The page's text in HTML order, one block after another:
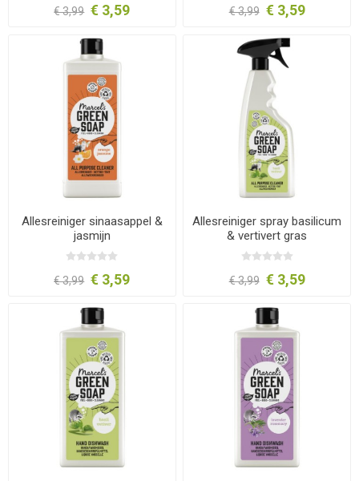
€ 3,99 € 3,59 € 3,99 € 3,59
Allesreiniger sinaasappel &
jasmijn
€ 3,99 € 3,59
Allesreiniger spray basilicum
& vertivert gras
€ 3,99 € 3,59